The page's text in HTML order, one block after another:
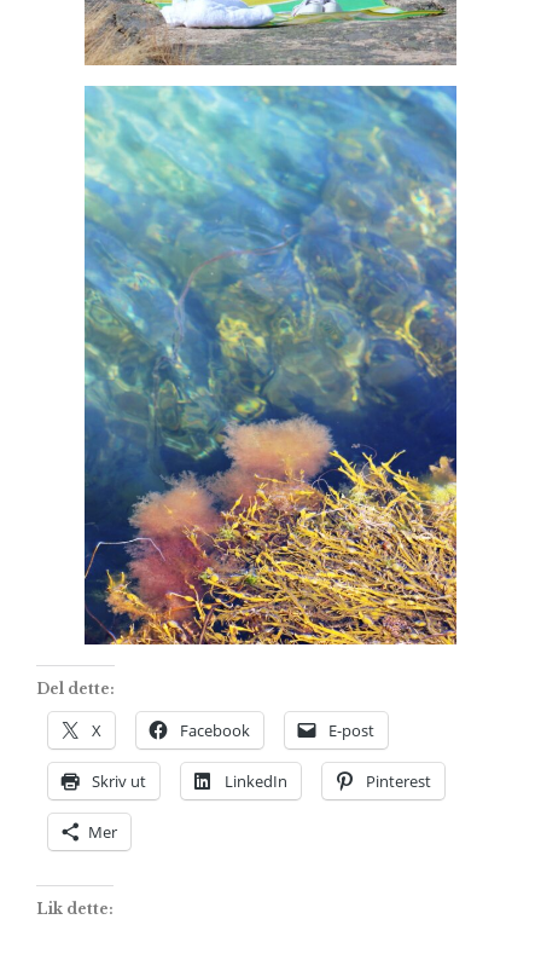
Del dette:
X Facebook E-post
Skriv ut LinkedIn Pinterest
Mer
Lik dette: